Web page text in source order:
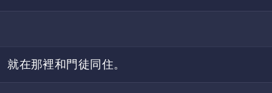
在那裡和門徒同住。